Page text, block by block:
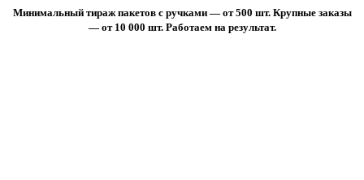
Минимальный тираж пакетов с ручками — от 500 шт. Крупные заказы
— от 10 000 шт. Работаем на результат.